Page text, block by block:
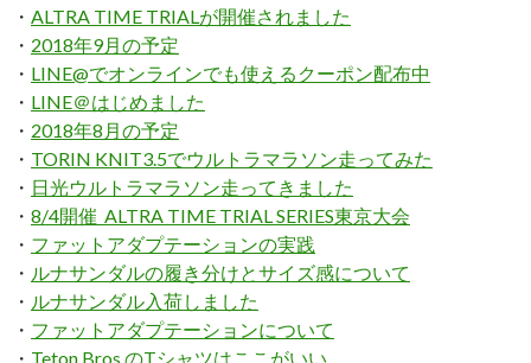
・ ALTRA TIME TRIALが開催されました
・ 2018年9月の予定
・ LINE@でオンラインでも使えるクーポン配布中
・ LINE＠はじめました
・ 2018年8月の予定
・ TORIN KNIT3.5でウルトラマラソン走ってみた
・ 日光ウルトラマラソン走ってきました
・ 8/4開催 ALTRA TIME TRIAL SERIES東京大会
・ ファットアダプテーションの実践
・ ルナサンダルの履き分けとサイズ感について
・ ルナサンダル入荷しました
・ ファットアダプテーションについて
・ Teton Bros.のTシャツはここがいい